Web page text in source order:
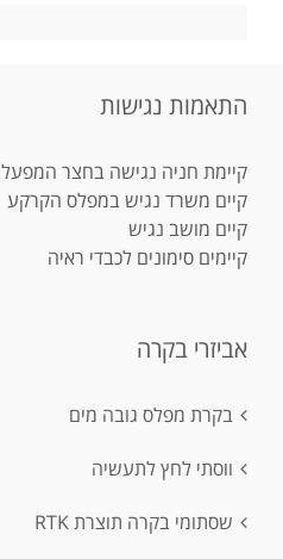
התאמות נגישות
קיימת חניה נגישה בחצר המפעל
קיים משרד נגיש במפלס הקרקע
קיים מושב נגיש
קיימים סימונים לכבדי ראיה
אביזרי בקרה
בקרת מפלס גובה מים
ווסתי לחץ לתעשיה
שסתומי בקרה תוצרת RTK